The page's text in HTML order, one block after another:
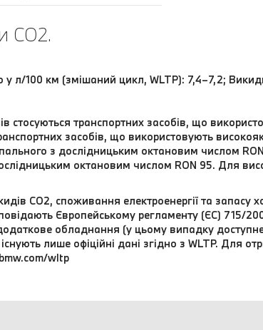
CO2.
л/100 км (змішаний цикл, WLTP): 7,4–7,2;
стосуються транспортних засобів, що
засобів, що використовують
з дослідницьким октановим числом
октановим числом RON 95. Для
CO2, споживання електроенергії та запасу
Європейському регламенту (ЄС) 715/
обладнання (у цьому випадку
лише офіційні дані згідно з WLTP. Для
wltp